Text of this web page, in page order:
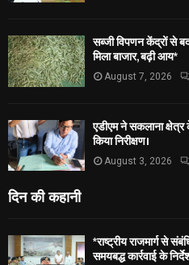
सब्जी विपणन केंद्रों से
मिला बाजार, बढ़ी आय*
August 7, 2026
एडीएम ने सकलाना क्षेत्र
किया निरीक्षण।
August 3, 2026
दिन की कहानी
*राष्ट्रीय राजमार्ग से
समयबद्ध कार्रवाई के